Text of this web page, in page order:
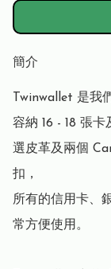
簡介
Twinwallet 是我
容納 16 - 18 張
選皮革及兩個
扣，
所有的信用卡、
常方便使用。